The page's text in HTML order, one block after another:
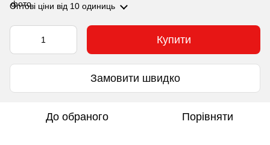
Оптові ціни від 10 одиниць
Купити
Замовити швидко
До обраного Порівняти